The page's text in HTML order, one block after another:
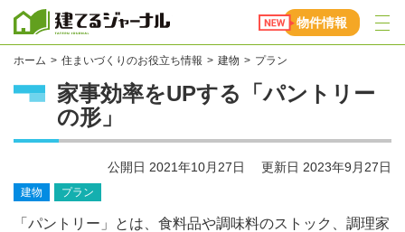
物件情報
ホーム 住まいづくりのお役立ち情報 建物 プラン
家事効率をUPする「パントリー
の形」
公開日 2021年10月27日 更新日 2023年9月27日
建物 プラン
「パントリー」とは、食料品や調味料のストック、調理家